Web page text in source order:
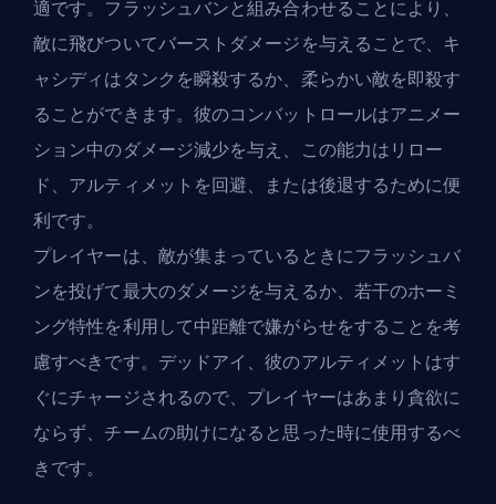
適です。フラッシュバンと組み合わせることにより、
敵に飛びついてバーストダメージを与えることで、キ
ャシディはタンクを瞬殺するか、柔らかい敵を即殺す
ることができます。彼のコンバットロールはアニメー
ション中のダメージ減少を与え、この能力はリロー
ド、アルティメットを回避、または後退するために便
利です。
プレイヤーは、敵が集まっているときにフラッシュバ
ンを投げて最大のダメージを与えるか、若干のホーミ
ング特性を利用して中距離で嫌がらせをすることを考
慮すべきです。デッドアイ、彼のアルティメットはす
ぐにチャージされるので、プレイヤーはあまり貪欲に
ならず、チームの助けになると思った時に使用するべ
きです。